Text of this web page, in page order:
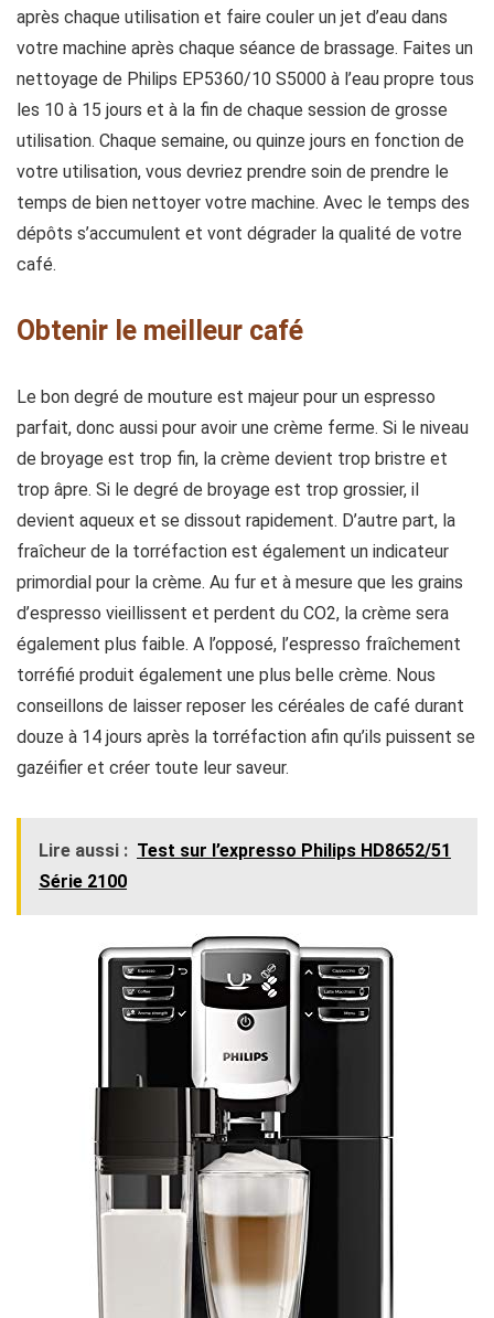
après chaque utilisation et faire couler un jet d’eau dans
votre machine après chaque séance de brassage. Faites un
nettoyage de Philips EP5360/10 S5000 à l’eau propre tous
les 10 à 15 jours et à la fin de chaque session de grosse
utilisation. Chaque semaine, ou quinze jours en fonction de
votre utilisation, vous devriez prendre soin de prendre le
temps de bien nettoyer votre machine. Avec le temps des
dépôts s’accumulent et vont dégrader la qualité de votre
café.
Obtenir le meilleur café
Le bon degré de mouture est majeur pour un espresso
parfait, donc aussi pour avoir une crème ferme. Si le niveau
de broyage est trop fin, la crème devient trop bristre et
trop âpre. Si le degré de broyage est trop grossier, il
devient aqueux et se dissout rapidement. D’autre part, la
fraîcheur de la torréfaction est également un indicateur
primordial pour la crème. Au fur et à mesure que les grains
d’espresso vieillissent et perdent du CO2, la crème sera
également plus faible. A l’opposé, l’espresso fraîchement
torréfié produit également une plus belle crème. Nous
conseillons de laisser reposer les céréales de café durant
douze à 14 jours après la torréfaction afin qu’ils puissent se
gazéifier et créer toute leur saveur.
Lire aussi : Test sur l’expresso Philips HD8652/51
Série 2100